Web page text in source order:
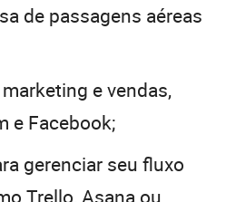
de passagens aéreas
e vendas,
e Facebook;
gerenciar seu fluxo
Trello, Asana ou